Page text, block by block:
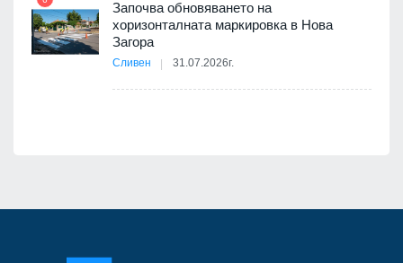
Започва обновяването на
хоризонталната маркировка в Нова
Загора
Сливен 31.07.2026г.